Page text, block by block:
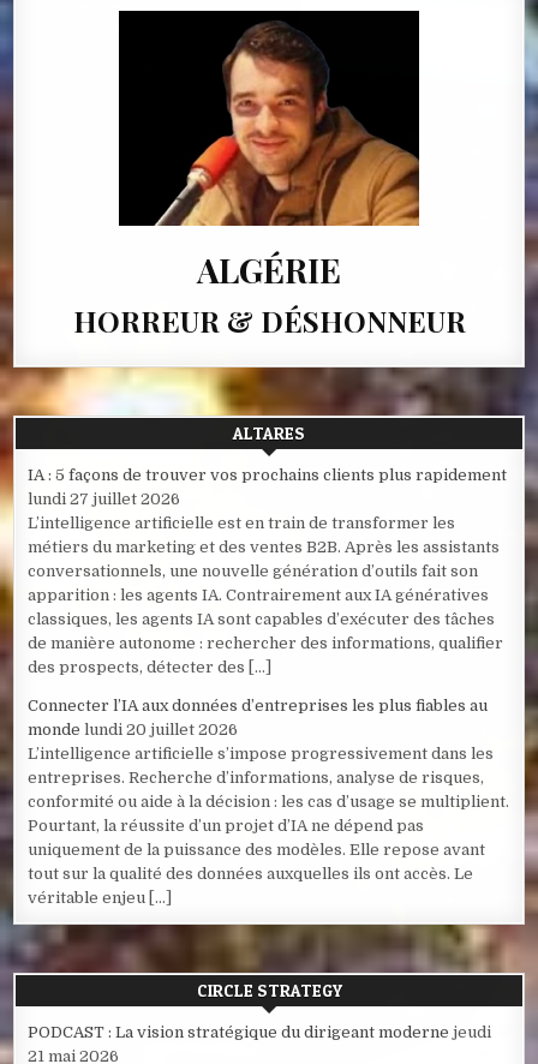
ALGÉRIE
HORREUR & DÉSHONNEUR
ALTARES
IA : 5 façons de trouver vos prochains clients plus rapidement
lundi 27 juillet 2026
L’intelligence artificielle est en train de transformer les
métiers du marketing et des ventes B2B. Après les assistants
conversationnels, une nouvelle génération d’outils fait son
apparition : les agents IA. Contrairement aux IA génératives
classiques, les agents IA sont capables d’exécuter des tâches
de manière autonome : rechercher des informations, qualifier
des prospects, détecter des […]
Connecter l’IA aux données d’entreprises les plus fiables au
monde lundi 20 juillet 2026
L’intelligence artificielle s’impose progressivement dans les
entreprises. Recherche d’informations, analyse de risques,
conformité ou aide à la décision : les cas d’usage se multiplient.
Pourtant, la réussite d’un projet d’IA ne dépend pas
uniquement de la puissance des modèles. Elle repose avant
tout sur la qualité des données auxquelles ils ont accès. Le
véritable enjeu […]
CIRCLE STRATEGY
PODCAST : La vision stratégique du dirigeant moderne jeudi
21 mai 2026